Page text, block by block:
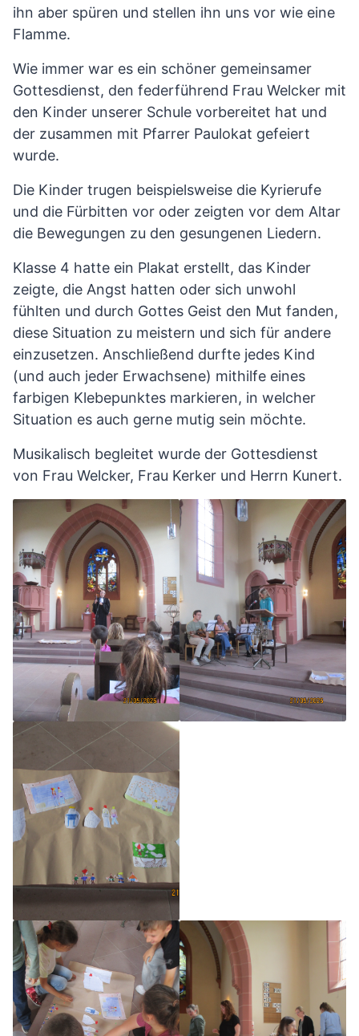
ihn aber spüren und stellen ihn uns vor wie eine
Flamme.
Wie immer war es ein schöner gemeinsamer
Gottesdienst, den federführend Frau Welcker mit
den Kinder unserer Schule vorbereitet hat und
der zusammen mit Pfarrer Paulokat gefeiert
wurde.
Die Kinder trugen beispielsweise die Kyrierufe
und die Fürbitten vor oder zeigten vor dem Altar
die Bewegungen zu den gesungenen Liedern.
Klasse 4 hatte ein Plakat erstellt, das Kinder
zeigte, die Angst hatten oder sich unwohl
fühlten und durch Gottes Geist den Mut fanden,
diese Situation zu meistern und sich für andere
einzusetzen. Anschließend durfte jedes Kind
(und auch jeder Erwachsene) mithilfe eines
farbigen Klebepunktes markieren, in welcher
Situation es auch gerne mutig sein möchte.
Musikalisch begleitet wurde der Gottesdienst
von Frau Welcker, Frau Kerker und Herrn Kunert.